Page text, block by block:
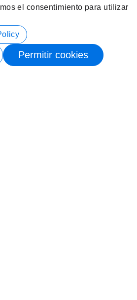
el consentimiento para utilizar
Permitir cookies
Todos los Derechos.